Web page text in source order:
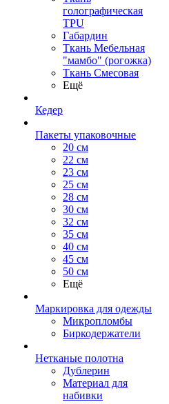
голографическая
TPU
Габардин
Ткань Мебельная
"мамбо" (рогожка)
Ткань Смесовая
Ещё
Кедер
Пакеты упаковочные
20 см
22 см
23 см
25 см
28 см
30 см
32 см
35 см
40 см
45 см
50 см
Ещё
Маркировка для одежды
Микропломбы
Биркодержатели
Нетканые полотна
Дублерин
Материал для
набивки